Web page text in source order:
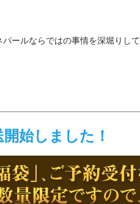
ールならではの事情を深堀りして
始しました！